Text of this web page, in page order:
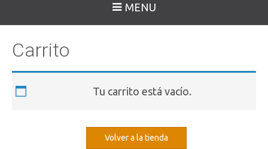
MENU
Carrito
Tu carrito está vacío.
Volver a la tienda